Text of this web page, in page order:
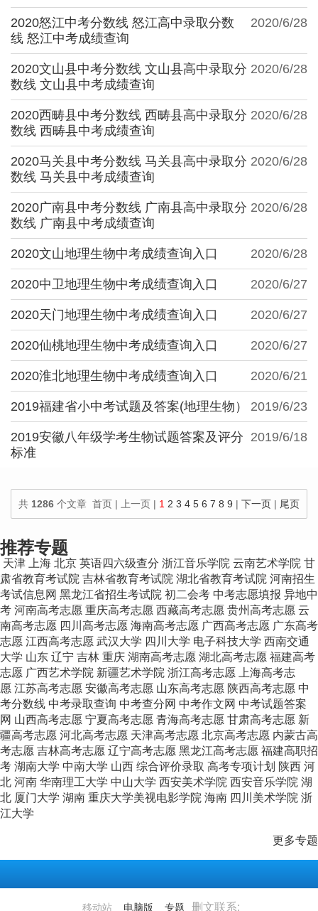
2020/6/28
2020怒江中考分数线 怒江高中录取分数
线 怒江中考成绩查询
2020/6/28
2020文山县中考分数线 文山县高中录取分
数线 文山县中考成绩查询
2020/6/28
2020西畴县中考分数线 西畴县高中录取分
数线 西畴县中考成绩查询
2020/6/28
2020马关县中考分数线 马关县高中录取分
数线 马关县中考成绩查询
2020/6/28
2020广南县中考分数线 广南县高中录取分
数线 广南县中考成绩查询
2020/6/28
2020文山地理生物中考成绩查询入口
2020/6/27
2020中卫地理生物中考成绩查询入口
2020/6/27
2020天门地理生物中考成绩查询入口
2020/6/27
2020仙桃地理生物中考成绩查询入口
2020/6/21
2020淮北地理生物中考成绩查询入口
2019/6/23
2019福建省小中考试题及答案(地理生物）
2019/6/18
2019安徽八年级学考生物试题答案及评分
标准
共 1286 个文章 首页 | 上一页 | 1 2 3 4 5 6 7 8 9 | 下一页 | 尾页
推荐专题
天津 上海 北京 英语四六级查分 浙江音乐学院 云南艺术学院 甘
肃省教育考试院 吉林省教育考试院 湖北省教育考试院 河南招生
考试信息网 黑龙江省招生考试院 初二会考 中考志愿填报 异地中
考 河南高考志愿 重庆高考志愿 西藏高考志愿 贵州高考志愿 云
南高考志愿 四川高考志愿 海南高考志愿 广西高考志愿 广东高考
志愿 江西高考志愿 武汉大学 四川大学 电子科技大学 西南交通
大学 山东 辽宁 吉林 重庆 湖南高考志愿 湖北高考志愿 福建高考
志愿 广西艺术学院 新疆艺术学院 浙江高考志愿
上海高考志
愿 江苏高考志愿 安徽高考志愿 山东高考志愿 陕西高考志愿 中
考分数线 中考录取查询 中考查分网 中考作文网 中考试题答案
网 山西高考志愿 宁夏高考志愿 青海高考志愿 甘肃高考志愿 新
疆高考志愿 河北高考志愿 天津高考志愿 北京高考志愿 内蒙古高
考志愿 吉林高考志愿 辽宁高考志愿 黑龙江高考志愿 福建高职招
考 湖南大学 中南大学 山西 综合评价录取 高考专项计划 陕西 河
北 河南 华南理工大学 中山大学 西安美术学院 西安音乐学院 湖
北 厦门大学 湖南 重庆大学美视电影学院 海南 四川美术学院 浙
江大学
更多专题
移动站 电脑版 专题 删文联系: